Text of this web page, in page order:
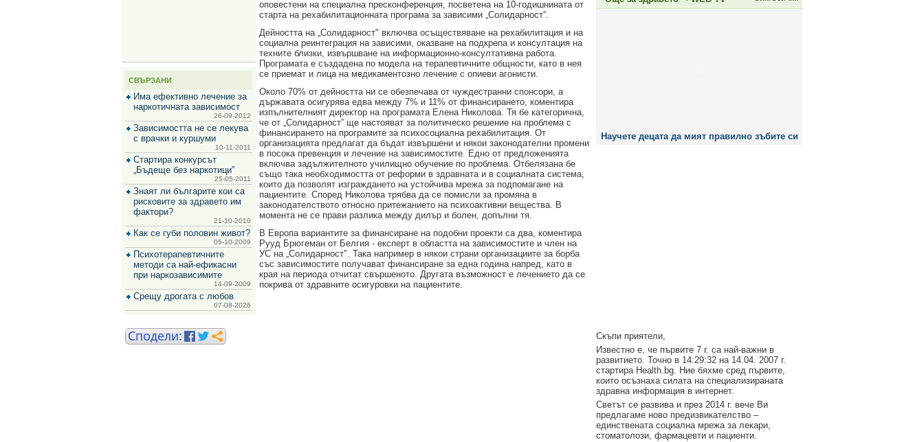
СВЪРЗАНИ
Има ефективно лечение за
наркотичната зависимост
26-09-2012
Зависимостта не се лекува
с врачки и куршуми
10-11-2011
Стартира конкурсът
„Бъдеще без наркотици”
25-05-2011
Знаят ли българите кои са
рисковите за здравето им
фактори?
21-10-2010
Как се губи половин живот?
05-10-2009
Психотерапевтичните
методи са най-ефикасни
при наркозависимите
14-09-2009
Срещу дрогата с любов
07-08-2026
оповестени на специална пресконференция, посветена на 10-годишнината от
старта на рехабилитационната програма за зависими „Солидарност”.
Дейността на „Солидарност" включва осъществяване на рехабилитация и на
социална реинтеграция на зависими, оказване на подкрепа и консултация на
техните близки, извършване на информационно-консултативна работа.
Програмата е създадена по модела на терапевтичните общности, като в нея
се приемат и лица на медикаментозно лечение с опиеви агонисти.
Около 70% от дейността ни се обезпечава от чуждестранни спонсори, а
държавата осигурява едва между 7% и 11% от финансирането, коментира
изпълнителният директор на програмата Елена Николова. Тя бе категорична,
че от „Солидарност” ще настояват за политическо решение на проблема с
финансирането на програмите за психосоциална рехабилитация. От
организацията предлагат да бъдат извършени и някои законодателни промени
в посока превенция и лечение на зависимостите. Едно от предложенията
включва задължителното училищно обучение по проблема. Отбелязана бе
също така необходимостта от реформи в здравната и в социалната система,
които да позволят изграждането на устойчива мрежа за подпомагане на
пациентите. Според Николова трябва да се помисли за промяна в
законодателството относно притежанието на психоактивни вещества. В
момента не се прави разлика между дилър и болен, допълни тя.
В Европа вариантите за финансиране на подобни проекти са два, коментира
Рууд Брюгеман от Белгия - експерт в областта на зависимостите и член на
УС на „Солидарност". Така например в някои страни организациите за борба
със зависимостите получават финансиране за една година напред, като в
края на периода отчитат свършеното. Другата възможност е лечението да се
покрива от здравните осигуровки на пациентите.
Научете децата да мият правилно зъбите си
Скъпи приятели,
Известно е, че първите 7 г. са най-важни в
развитието. Точно в 14:29:32 на 14.04. 2007 г.
стартирa Health.bg. Ние бяхме сред първите,
които осъзнаха силата на специализираната
здравна информация в интернет.
Светът се развива и през 2014 г. вече Ви
предлагаме ново предизвикателство –
единствената социална мрежа за лекари,
стоматолози, фармацевти и пациенти.